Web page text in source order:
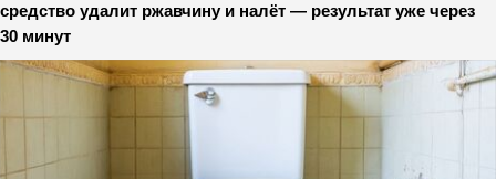
средство удалит ржавчину и налёт — результат уже через
30 минут